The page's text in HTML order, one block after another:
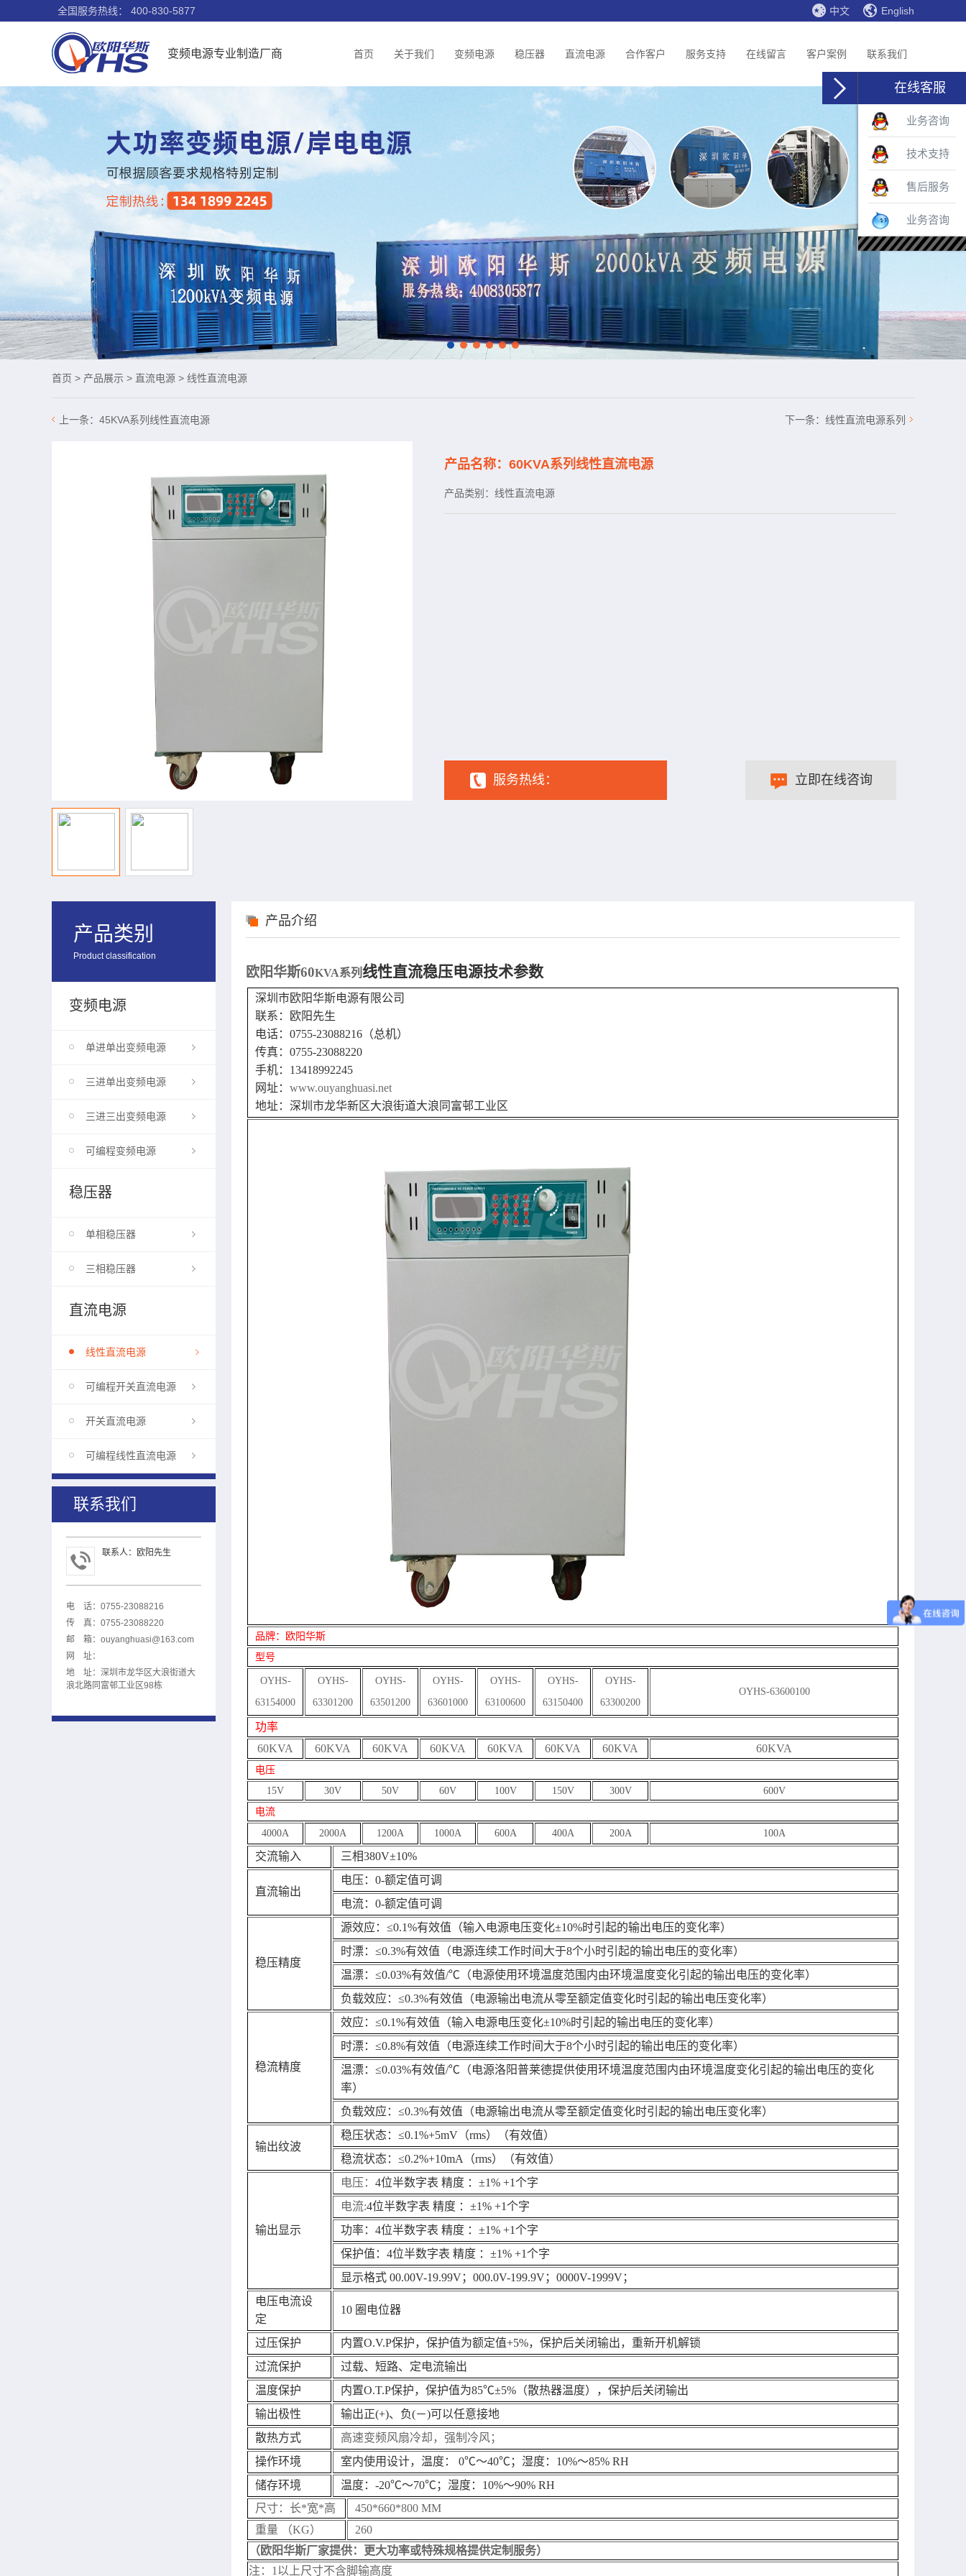
全国服务热线： 400-830-5877 中文 English
变频电源专业制造厂商 首页 关于我们 变频电源 稳压器 直流电源 合作客户 服务支持 在线留言 客户案例 联系我们
首页 > 产品展示 > 直流电源 > 线性直流电源
上一条： 45KVA系列线性直流电源 下一条： 线性直流电源系列
产品名称：60KVA系列线性直流电源
产品类别：线性直流电源
立即在线咨询
服务热线：
产品类别
Product classification
变频电源
单进单出变频电源
三进单出变频电源
三进三出变频电源
可编程变频电源
稳压器
单相稳压器
三相稳压器
直流电源
线性直流电源
可编程开关直流电源
开关直流电源
可编程线性直流电源
联系我们
联系人：欧阳先生
电 话：0755-23088216
传 真：0755-23088220
邮 箱： ouyanghuasi@163.com
网 址：
地 址：深圳市龙华区大浪街道大
浪北路同富邨工业区98栋
产品介绍
欧阳华斯60KVA系列 线性直流稳压电源技术参数
深圳市欧阳华斯电源有限公司
联系：欧阳先生
电话： 0755-23088216 （总机）
传真： 0755-23088220
手机： 13418992245
网址： www.ouyanghuasi.net
地址：深圳市龙华新区大浪街道大浪同富邨工业区
品牌：欧阳华斯
型号
OYHS-
63154000
OYHS-
63301200
OYHS-
63501200
OYHS-
63601000
OYHS-
63100600
OYHS-
63150400
OYHS-
63300200
OYHS-63600100
功率
60KVA
60KVA 60KVA 60KVA 60KVA 60KVA 60KVA 60KVA
电压
15V
30V 50V 60V 100V 150V 300V
600V
电流
4000A
2000A 1200A 1000A 600A 400A 200A 100A
交流输入 三相380V±10%
直流输出
电压： 0-额定值可调
电流： 0-额定值可调
稳压精度
源效应： ≤0.1%有效值（输入电源电压变化±10%时引起的输出电压的变化率）
时漂： ≤0.3%有效值（电源连续工作时间大于8个小时引起的输出电压的变化率）
温漂： ≤0.03%有效值/℃ （电源使用环境温度范围内由环境温度变化引起的输出电压的变化率）
负载效应： ≤0.3%有效值（电源输出电流从零至额定值变化时引起的输出电压变化率）
稳流精度
效应： ≤0.1%有效值（输入电源电压变化±10%时引起的输出电压的变化率）
时漂： ≤0.8%有效值（电源连续工作时间大于8个小时引起的输出电压的变化率）
温漂： ≤0.03%有效值/℃ （电源洛阳普莱德提供使用环境温度范围内由环境温度变化引起的输出电压的变化
率）
负载效应： ≤0.3%有效值（电源输出电流从零至额定值变化时引起的输出电压变化率）
输出纹波
稳压状态： ≤0.1%+5mV （rms）（有效值）
稳流状态： ≤0.2%+10mA （rms）（有效值）
输出显示
电压 ： 4位半数字表 精度 ： ±1% +1个字
电流:4位半数字表 精度 ： ±1% +1个字
功率： 4位半数字表 精度 ： ±1% +1个字
保护值： 4位半数字表 精度 ： ±1% +1个字
显示格式 00.00V-19.99V； 000.0V-199.9V； 0000V-1999V；
电压电流设
定
10 圈电位器
过压保护 内置O.V.P保护，保护值为额定值+5%，保护后关闭输出，重新开机解锁
过流保护
过载、短路、定电流输出
温度保护
内置O.T.P保护，保护值为85℃±5% （散热器温度），保护后关闭输出
输出极性
输出正(+)、负(－)可以任意接地
散热方式
高速变频风扇冷却，强制冷风；
操作环境
室内使用设计，温度： 0℃～40℃ ；湿度： 10%～85% RH
储存环境
温度： -20℃～70℃ ；湿度： 10%～90% RH
尺寸：长*宽*高
450*660*800 MM
重量 （KG）
260
（ 欧阳华斯厂家提供： 更大功率或特殊规格提供定制服务）
注：1以上尺寸不含脚输高度
在线客服
业务咨询
技术支持
售后服务
业务咨询